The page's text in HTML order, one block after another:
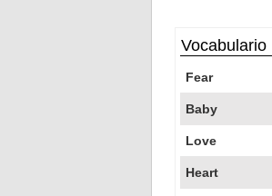
Vocabulario
Fear
Baby
Love
Heart